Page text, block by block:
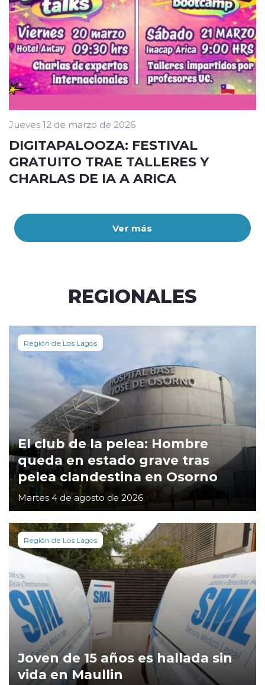
Ver más
Jueves 12 de marzo de 2026
DIGITAPALOOZA: FESTIVAL
GRATUITO TRAE TALLERES Y
CHARLAS DE IA A ARICA
REGIONALES
Región de Los Lagos
El club de la pelea: Hombre
queda en estado grave tras
pelea clandestina en Osorno
Martes 4 de agosto de 2026
Región de Los Lagos
Joven de 15 años es hallada sin
vida en Maullin